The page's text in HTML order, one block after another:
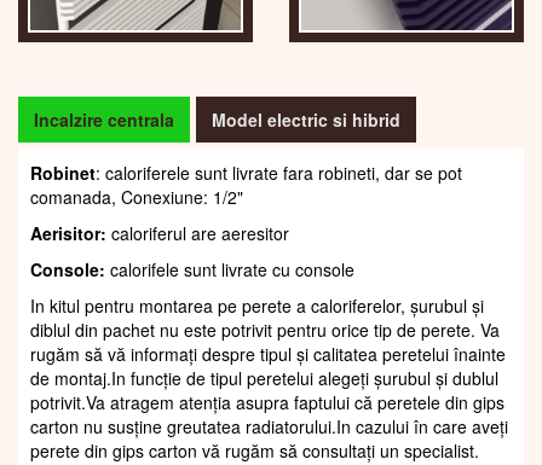
Incalzire centrala Model electric si hibrid
Robinet: caloriferele sunt livrate fara robineti, dar se pot
comanada, Conexiune: 1/2"
Aerisitor: caloriferul are aeresitor
Console: calorifele sunt livrate cu console
In kitul pentru montarea pe perete a caloriferelor, șurubul și
diblul din pachet nu este potrivit pentru orice tip de perete. Va
rugăm să vă informați despre tipul și calitatea peretelui înainte
de montaj.In funcție de tipul peretelui alegeți șurubul și dublul
potrivit.Va atragem atenția asupra faptului că peretele din gips
carton nu susține greutatea radiatorului.In cazului în care aveți
perete din gips carton vă rugăm să consultați un specialist.